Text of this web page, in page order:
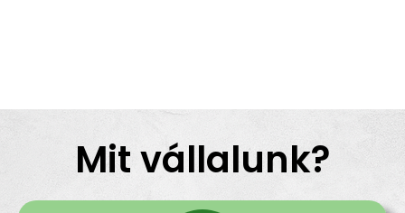
Mit vállalunk?